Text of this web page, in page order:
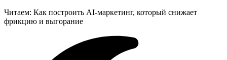
Читаем: Как построить AI‑маркетинг, который снижает
фрикцию и выгорание